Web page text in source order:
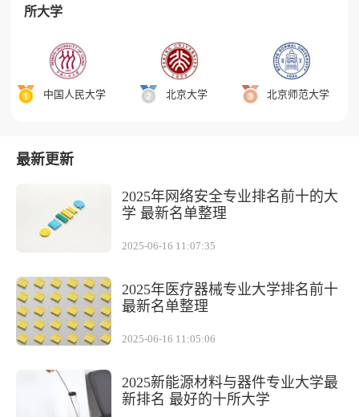
所大学
中国人民大学 北京大学 北京师范大学
最新更新
2025年网络安全专业排名前十的大
学 最新名单整理
2025-06-16 11:07:35
2025年医疗器械专业大学排名前十
最新名单整理
2025-06-16 11:05:06
2025新能源材料与器件专业大学最
新排名 最好的十所大学